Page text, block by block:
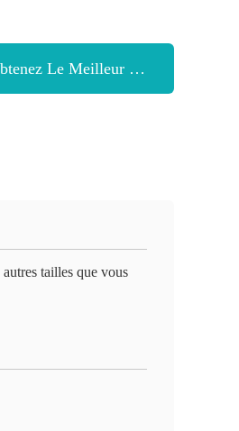
Le Meilleur Prix
tailles que vous